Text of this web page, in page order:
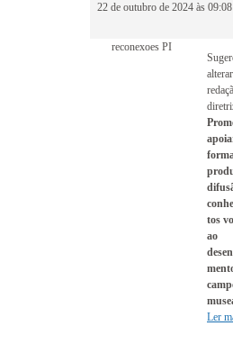
22 de outubro de 2024 às 09:08
reconexoes PI
tos
ao
Ler